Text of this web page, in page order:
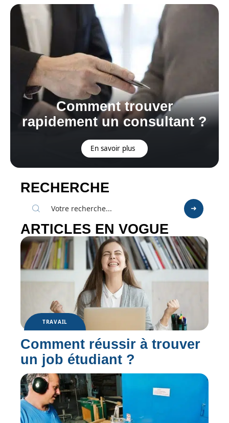
Comment trouver
rapidement un consultant ?
En savoir plus
RECHERCHE
ARTICLES EN VOGUE
TRAVAIL
Comment réussir à trouver
un job étudiant ?